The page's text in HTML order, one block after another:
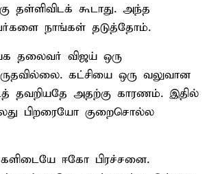
தள்ளிவிடக் கூடாது. அந்த
நாங்கள் தடுத்தோம்.
தலைவர் விஜய் ஒரு
கட்சியை ஒரு வலுவான
தவறியதே அதற்கு காரணம். இதில்
பிறரையோ குறைசொல்ல
ஈகோ பிரச்சனை.